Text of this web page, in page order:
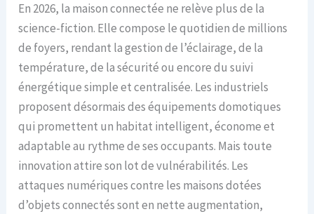
En 2026, la maison connectée ne relève plus de la
science-fiction. Elle compose le quotidien de millions
de foyers, rendant la gestion de l’éclairage, de la
température, de la sécurité ou encore du suivi
énergétique simple et centralisée. Les industriels
proposent désormais des équipements domotiques
qui promettent un habitat intelligent, économe et
adaptable au rythme de ses occupants. Mais toute
innovation attire son lot de vulnérabilités. Les
attaques numériques contre les maisons dotées
d’objets connectés sont en nette augmentation,